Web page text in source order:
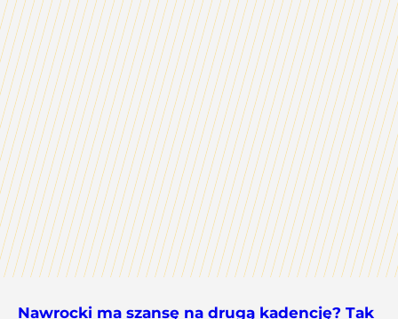
Nawrocki ma szansę na drugą kadencję? Tak